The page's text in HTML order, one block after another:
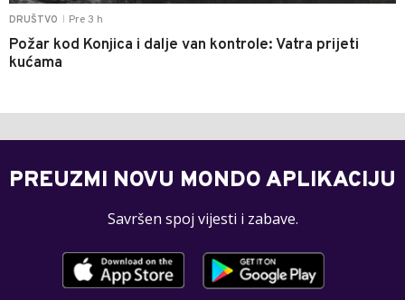
DRUŠTVO Pre 3 h
Požar kod Konjica i dalje van kontrole: Vatra prijeti
kućama
PREUZMI NOVU MONDO APLIKACIJU
Savršen spoj vijesti i zabave.